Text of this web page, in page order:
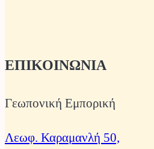
ΕΠΙΚΟΙΝΩΝΙΑ
Γεωπονική Εμπορική
Λεωφ. Καραμανλή 50,